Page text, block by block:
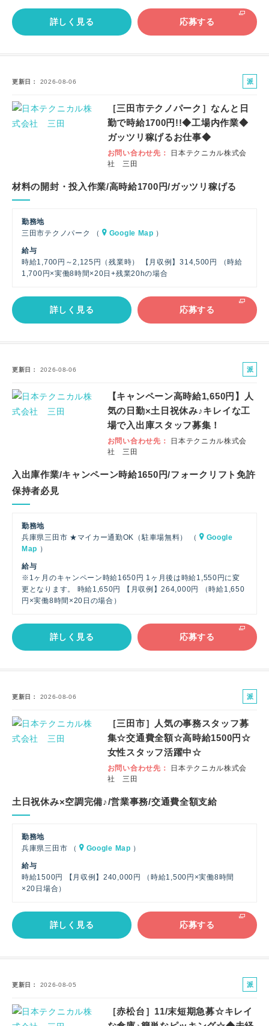
詳しく見る 応募する
更新日 2026-08-06
派
社
員
［三田市テクノパーク］なんと日
勤で時給1700円!!◆工場内作業◆
ガッツリ稼げるお仕事◆
お問い合わせ先
日本テクニカル株式会
社 三田
材料の開封・投入作業/高時給1700円/ガッツリ稼げる
勤務地
三田市テクノパーク （
Google Map ）
給与
時給1,700円～2,125円（残業時） 【月収例】314,500円 （時給
1,700円×実働8時間×20日+残業20hの場合
詳しく見る 応募する
更新日 2026-08-06
派
社
員
【キャンペーン高時給1,650円】人
気の日勤×土日祝休み♪キレイな工
場で入出庫スタッフ募集！
お問い合わせ先
日本テクニカル株式会
社 三田
入出庫作業/キャンペーン時給1650円/フォークリフト免許
保持者必見
勤務地
兵庫県三田市 ★マイカー通勤OK（駐車場無料） （
Google
Map ）
給与
※1ヶ月のキャンペーン時給1650円 1ヶ月後は時給1,550円に変
更となります。 時給1,650円 【月収例】264,000円 （時給1,650
円×実働8時間×20日の場合）
詳しく見る 応募する
更新日 2026-08-06
派
社
員
［三田市］人気の事務スタッフ募
集☆交通費全額☆高時給1500円☆
女性スタッフ活躍中☆
お問い合わせ先
日本テクニカル株式会
社 三田
土日祝休み×空調完備♪/営業事務/交通費全額支給
勤務地
兵庫県三田市 （
Google Map ）
給与
時給1500円 【月収例】240,000円 （時給1,500円×実働8時間
×20日場合）
詳しく見る 応募する
更新日 2026-08-05
派
社
員
［赤松台］11/末短期急募☆キレイ